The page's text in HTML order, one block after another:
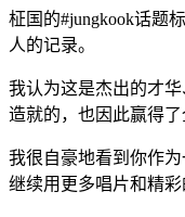
柾国的#jungkook话题
人的记录。
我认为这是杰出的才
造就的，也因此赢得了
我很自豪地看到你作
继续用更多唱片和精